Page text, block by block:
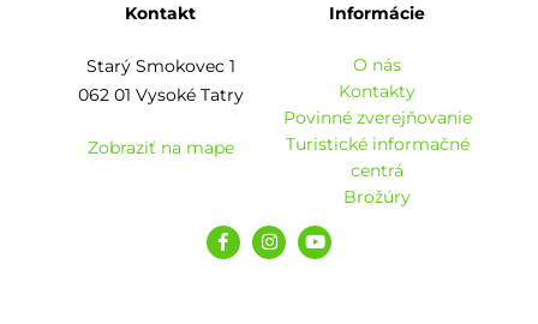
Kontakt
Starý Smokovec 1
062 01 Vysoké Tatry
Zobraziť na mape
Informácie
O nás
Kontakty
Povinné zverejňovanie
Turistické informačné
centrá
Brožúry